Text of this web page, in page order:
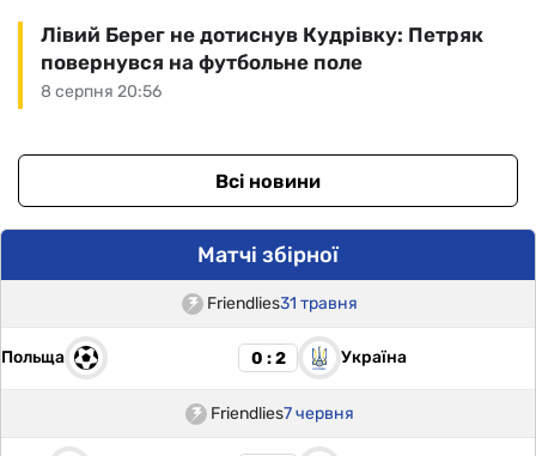
8 серпня 20:56
Лівий Берег не дотиснув Кудрівку: Петряк
повернувся на футбольне поле
Всі новини
Матчі збірної
Friendlies31 травня
Польща 0 : 2 Україна
Friendlies7 червня